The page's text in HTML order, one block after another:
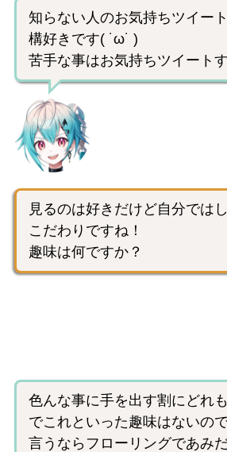
知らない人のお気持ちツイー
構好きです( ˙ω˙ )
苦手な事はお気持ちツイート
見るのは好きだけど自分では
こだわりですね！
趣味は何ですか？
色んな事に手を出す割にどれ
でこれといった趣味はないの
言うならフローリングであみ